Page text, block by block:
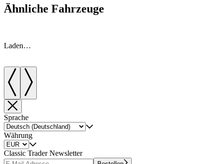
Ähnliche Fahrzeuge
Laden…
Sprache
Währung
Classic Trader Newsletter